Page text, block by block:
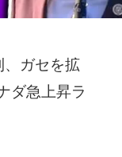
、ガセを拡
ダ急上昇ラ